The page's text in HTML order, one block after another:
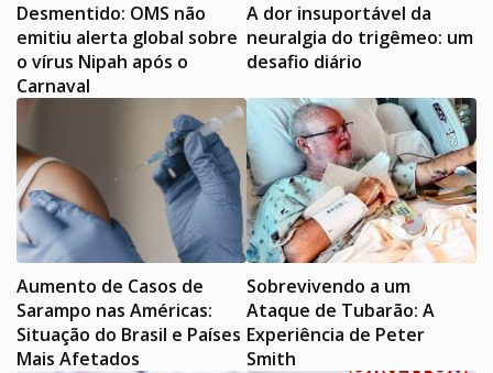
Desmentido: OMS não
emitiu alerta global sobre
o vírus Nipah após o
Carnaval
A dor insuportável da
neuralgia do trigêmeo: um
desafio diário
Aumento de Casos de
Sarampo nas Américas:
Situação do Brasil e Países
Mais Afetados
Sobrevivendo a um
Ataque de Tubarão: A
Experiência de Peter
Smith